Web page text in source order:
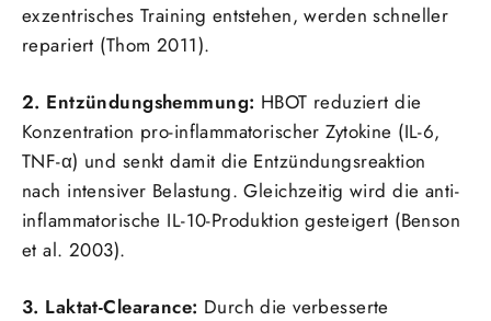
exzentrisches Training entstehen, werden schneller
repariert (Thom 2011).
2. Entzündungshemmung: HBOT reduziert die
Konzentration pro-inflammatorischer Zytokine (IL-6,
TNF-α) und senkt damit die Entzündungsreaktion
nach intensiver Belastung. Gleichzeitig wird die anti-
inflammatorische IL-10-Produktion gesteigert (Benson
et al. 2003).
3. Laktat-Clearance: Durch die verbesserte